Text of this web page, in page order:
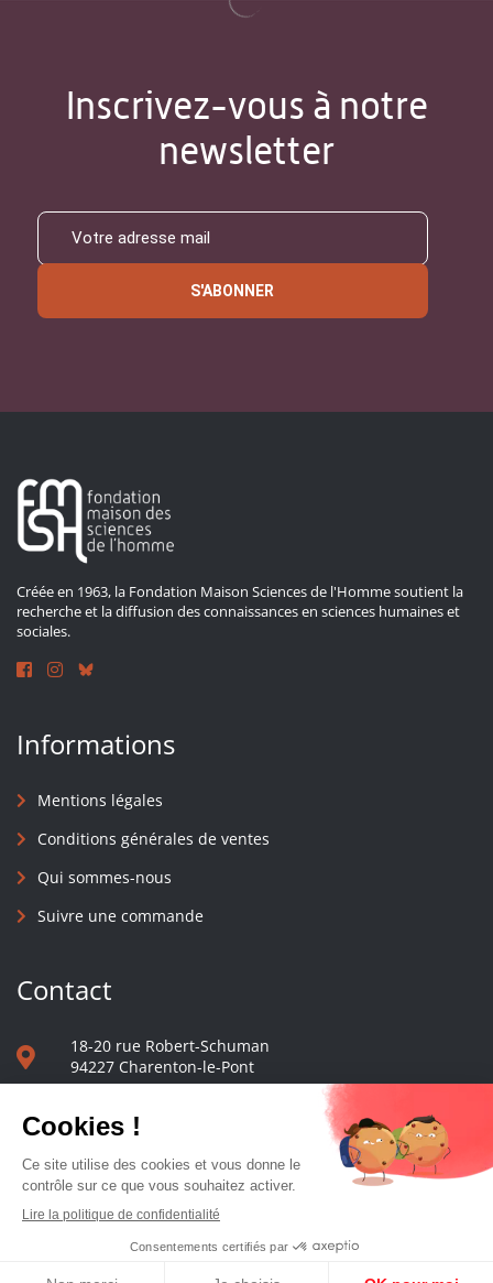
Inscrivez-vous à notre
newsletter
S'ABONNER
Créée en 1963, la Fondation Maison Sciences de l'Homme soutient la
recherche et la diffusion des connaissances en sciences humaines et
sociales.
Informations
Mentions légales
Conditions générales de ventes
Qui sommes-nous
Suivre une commande
Contact
18-20 rue Robert-Schuman
94227 Charenton-le-Pont